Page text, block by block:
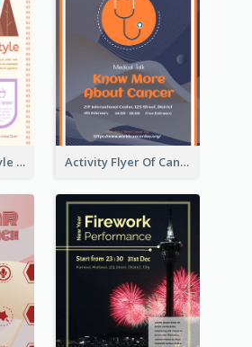
Healthy Living Style Flyer In Warm Colour Tone Activity Flyer Of Cancer Talk In Dark Colour Tone